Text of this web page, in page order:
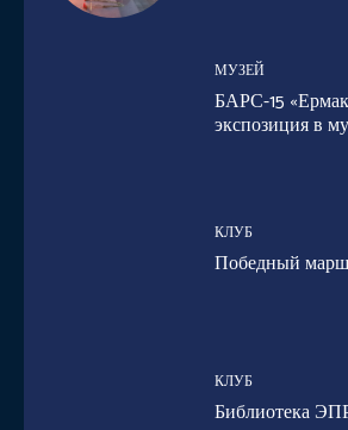
МУЗЕЙ
БАРС-15
экспозиция в
КЛУБ
Победный марш
КЛУБ
Библиотека